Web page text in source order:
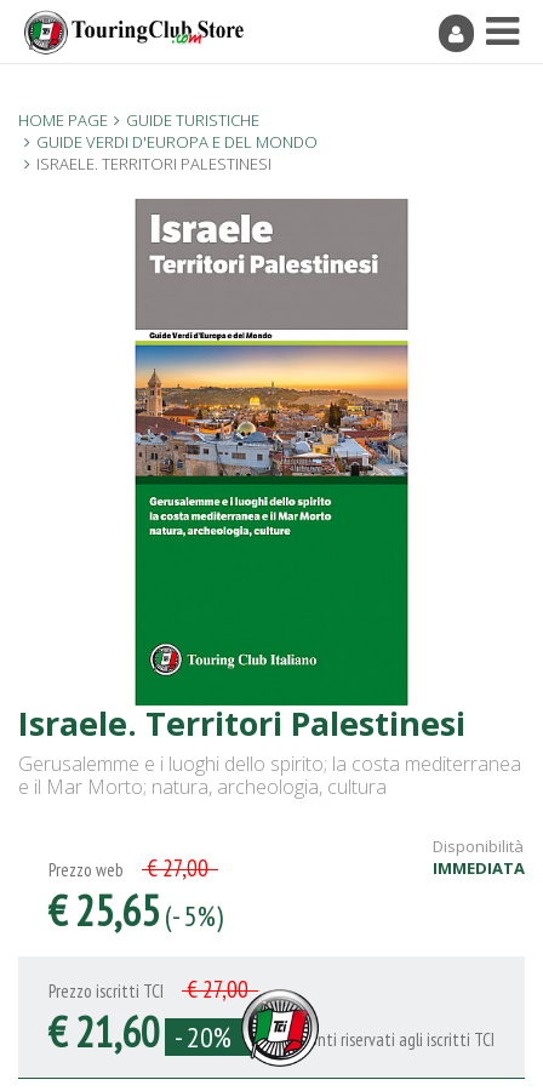
HOME PAGE
GUIDE TURISTICHE
GUIDE VERDI D'EUROPA E DEL MONDO
ISRAELE. TERRITORI PALESTINESI
Israele. Territori Palestinesi
Gerusalemme e i luoghi dello spirito; la costa mediterranea
e il Mar Morto; natura, archeologia, cultura
Disponibilità
IMMEDIATA
Prezzo web € 27,00
€ 25,65(- 5%)
Prezzo iscritti TCI € 27,00
€ 21,60 - 20% Sconti riservati agli iscritti TCI